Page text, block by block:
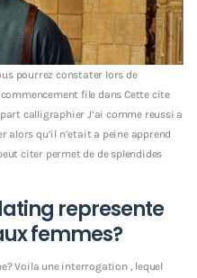
pourrez constater lors de
file dans Cette cite
calligraphier J’ai comme reussi a
alors qu’il n’etait a peine apprend
citer permet de de splendides
represente
femmes?
Voila une interrogation , lequel